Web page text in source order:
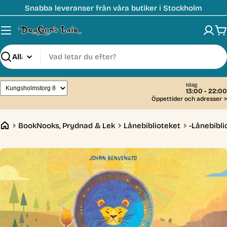
till
innehåll
Snabba leveranser från våra butiker i Stockholm
Sök
Idag
13:00 - 22:00
Öppettider och adresser >
BookNooks, Prydnad & Lek Lånebiblioteket -